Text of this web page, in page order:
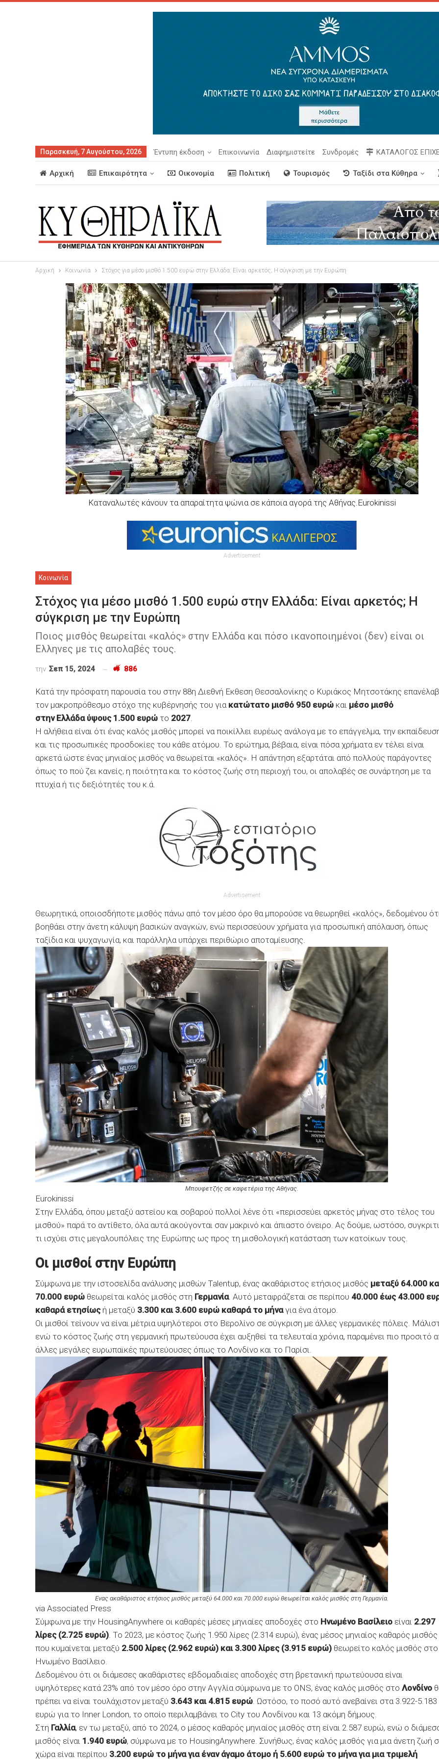
Παρασκευή, 7 Αυγούστου, 2026 Έντυπη έκδοση Επικοινωνία Διαφημιστείτε Συνδρομές ΚΑΤΑΛΟΓΟΣ
Αρχική Επικαιρότητα Οικονομία Πολιτική Τουρισμός Ταξίδι στα Κύθηρα
Αρχική Κοινωνία Στόχος για μέσο μισθό 1.500 ευρώ στην Ελλάδα: Είναι αρκετός; Η σύγκριση με την Ευρώπη
Καταναλωτές κάνουν τα απαραίτητα ψώνια σε κάποια αγορά της Αθήνας.Eurokinissi
Advertisement
Κοινωνία
Στόχος για μέσο μισθό 1.500 ευρώ στην Ελλάδα: Είναι αρκετός; Η
σύγκριση με την Ευρώπη
Ποιος μισθός θεωρείται «καλός» στην Ελλάδα και πόσο ικανοποιημένοι (δεν) είναι οι
Ελληνες με τις απολαβές τους.
την Σεπ 15, 2024 886
Κατά την πρόσφατη παρουσία του στην 88η Διεθνή Εκθεση Θεσσαλονίκης ο Κυριάκος Μητσοτάκης
τον μακροπρόθεσμο στόχο της κυβέρνησής του για κατώτατο μισθό 950 ευρώ και μέσο μισθό
στην Ελλάδα ύψους 1.500 ευρώ το 2027.
Η αλήθεια είναι ότι ένας καλός μισθός μπορεί να ποικίλλει ευρέως ανάλογα με το επάγγελμα, την
και τις προσωπικές προσδοκίες του κάθε ατόμου. Το ερώτημα, βέβαια, είναι πόσα χρήματα εν τέλει είναι
αρκετά ώστε ένας μηνιαίος μισθός να θεωρείται «καλός». Η απάντηση εξαρτάται από πολλούς παράγοντες
όπως το πού ζει κανείς, η ποιότητα και το κόστος ζωής στη περιοχή του, οι απολαβές σε συνάρτηση με τα
πτυχία ή τις δεξιότητές του κ.ά.
Advertisement
Θεωρητικά, οποιοσδήποτε μισθός πάνω από τον μέσο όρο θα μπορούσε να θεωρηθεί «καλός», δεδομένου
βοηθάει στην άνετη κάλυψη βασικών αναγκών, ενώ περισσεύουν χρήματα για προσωπική απόλαυση, όπως
ταξίδια και ψυχαγωγία, και παράλληλα υπάρχει περιθώριο αποταμίευσης.
Μπουφετζής σε καφετέρια της Αθήνας.
Eurokinissi
Στην Ελλάδα, όπου μεταξύ αστείου και σοβαρού πολλοί λένε ότι «περισσεύει αρκετός μήνας στο τέλος του
μισθού» παρά το αντίθετο, όλα αυτά ακούγονται σαν μακρινό και άπιαστο όνειρο. Ας δούμε, ωστόσο,
τι ισχύει στις μεγαλουπόλεις της Ευρώπης ως προς τη μισθολογική κατάσταση των κατοίκων τους.
Οι μισθοί στην Ευρώπη
Σύμφωνα με την ιστοσελίδα ανάλυσης μισθών Talentup, ένας ακαθάριστος ετήσιος μισθός μεταξύ 64.000
70.000 ευρώ θεωρείται καλός μισθός στη Γερμανία. Αυτό μεταφράζεται σε περίπου 40.000 έως 43.000
καθαρά ετησίωςή μεταξύ 3.300 και 3.600 ευρώ καθαρά το μήναγια ένα άτομο.
Οι μισθοί τείνουν να είναι μέτρια υψηλότεροι στο Βερολίνο σε σύγκριση με άλλες γερμανικές πόλεις.
ενώ το κόστος ζωής στη γερμανική πρωτεύουσα έχει αυξηθεί τα τελευταία χρόνια, παραμένει πιο προσιτό
άλλες μεγάλες ευρωπαϊκές πρωτεύουσες όπως το Λονδίνο και το Παρίσι.
Eνας ακαθάριστος ετήσιος μισθός μεταξύ 64.000 και 70.000 ευρώ θεωρείται καλός μισθός στη Γερμανία.
via Associated Press
Σύμφωνα με την HousingAnywhere οι καθαρές μέσες μηνιαίες αποδοχές στο Ηνωμένο Βασίλειο είναι 2.297
λίρες (2.725 ευρώ). Το 2023, με κόστος ζωής 1.950 λίρες (2.314 ευρώ), ένας μέσος μηνιαίος καθαρός μισθός
που κυμαίνεται μεταξύ 2.500 λίρες (2.962 ευρώ) και 3.300 λίρες (3.915 ευρώ) θεωρείτο καλός μισθός στο
Ηνωμένο Βασίλειο.
Δεδομένου ότι οι διάμεσες ακαθάριστες εβδομαδιαίες αποδοχές στη βρετανική πρωτεύουσα είναι
υψηλότερες κατά 23% από τον μέσο όρο στην Αγγλία σύμφωνα με το ONS, ένας καλός μισθός στο Λονδίνο
πρέπει να είναι τουλάχιστον μεταξύ 3.643 και 4.815 ευρώ. Ωστόσο, το ποσό αυτό ανεβαίνει στα 3.922-5.183
ευρώ για το Inner London, το οποίο περιλαμβάνει το City του Λονδίνου και 13 ακόμη δήμους.
Στη Γαλλία, εν τω μεταξύ, από το 2024, ο μέσος καθαρός μηνιαίος μισθός στη είναι 2.587 ευρώ, ενώ ο
μισθός είναι 1.940 ευρώ, σύμφωνα με το HousingAnywhere. Συνήθως, ένας καλός μισθός για μια άνετη ζωή
χώρα είναι περίπου 3.200 ευρώ το μήνα για έναν άγαμο άτομο ή 5.600 ευρώ το μήνα για μια τριμελή